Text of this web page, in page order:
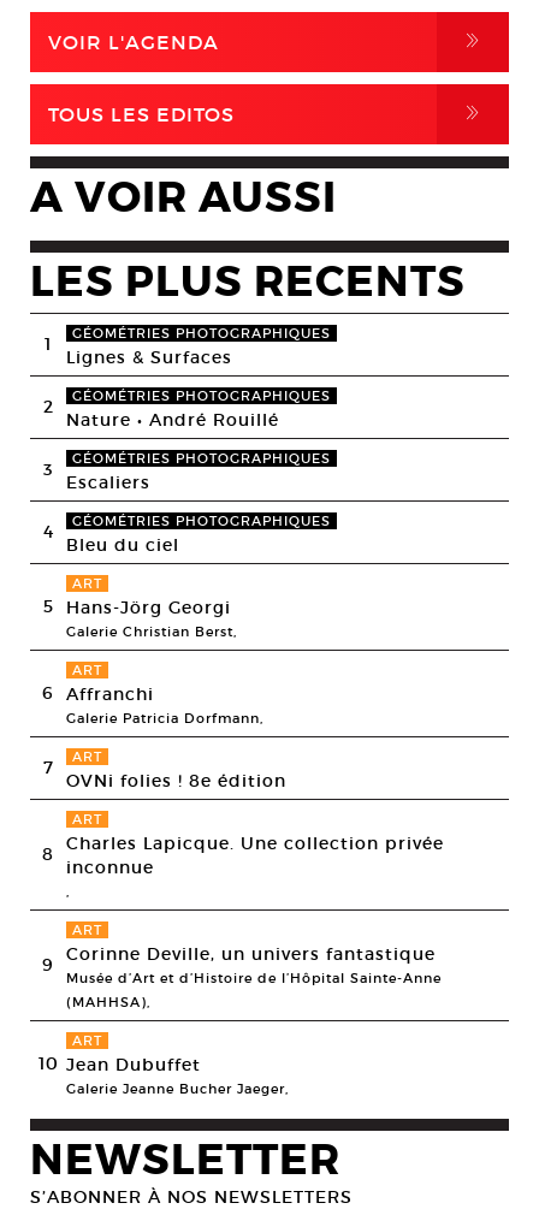
VOIR L'AGENDA ,
TOUS LES EDITOS ,
A VOIR AUSSI
LES PLUS RECENTS
1 GÉOMÉTRIES PHOTOGRAPHIQUES
Lignes & Surfaces
2 GÉOMÉTRIES PHOTOGRAPHIQUES
Nature • André Rouillé
3 GÉOMÉTRIES PHOTOGRAPHIQUES
Escaliers
4 GÉOMÉTRIES PHOTOGRAPHIQUES
Bleu du ciel
5
ART
Hans-Jörg Georgi
Galerie Christian Berst,
6
ART
Affranchi
Galerie Patricia Dorfmann,
7 ART
OVNi folies ! 8e édition
8
ART
Charles Lapicque. Une collection privée
inconnue
,
9
ART
Corinne Deville, un univers fantastique
Musée d’Art et d’Histoire de l’Hôpital Sainte-Anne
(MAHHSA),
10
ART
Jean Dubuffet
Galerie Jeanne Bucher Jaeger,
NEWSLETTER
S’ABONNER À NOS NEWSLETTERS